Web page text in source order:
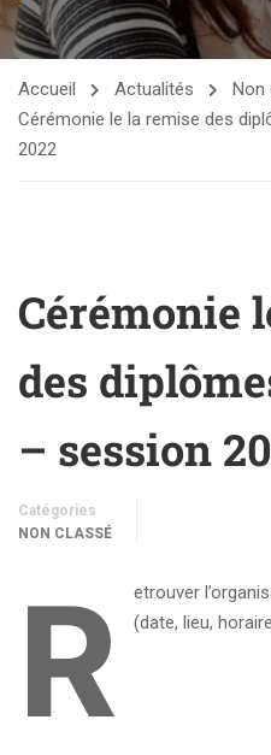
Accueil Actualités
Non
Cérémonie le la remise des
2022
Cérémonie
des
– session
Catégories
NON CLASSÉ
R etrouver
(date, lieu,